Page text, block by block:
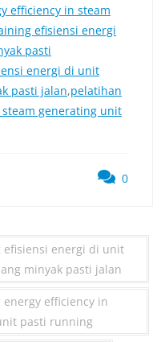
efficiency in steam
efisiensi energi
pasti
energi di unit
pasti jalan,pelatihan
generating unit
0
energi di unit
minyak pasti jalan
efficiency in
pasti running